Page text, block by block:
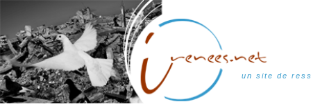
un site de